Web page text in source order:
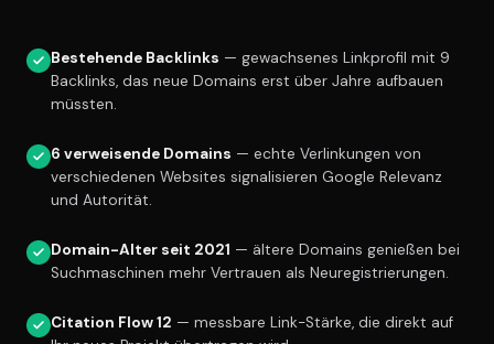
Bestehende Backlinks — gewachsenes Linkprofil mit 9
Backlinks, das neue Domains erst über Jahre aufbauen
müssten.
6 verweisende Domains — echte Verlinkungen von
verschiedenen Websites signalisieren Google Relevanz
und Autorität.
Domain-Alter seit 2021 — ältere Domains genießen bei
Suchmaschinen mehr Vertrauen als Neuregistrierungen.
Citation Flow 12 — messbare Link-Stärke, die direkt auf